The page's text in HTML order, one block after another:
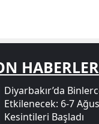
HABERLER
Diyarbakır’da
Etkilenecek: 6-7
Kesintileri Başladı